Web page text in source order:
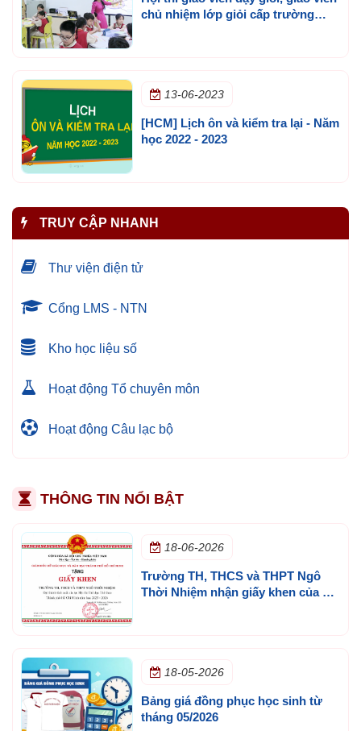
chủ nhiệm lớp giỏi cấp trường
13-06-2023
[HCM] Lịch ôn và kiểm tra lại - Năm
học 2022 - 2023
TRUY CẬP NHANH
Thư viện điện tử
Cổng LMS - NTN
Kho học liệu số
Hoạt động Tổ chuyên môn
Hoạt động Câu lạc bộ
THÔNG TIN NỔI BẬT
18-06-2026
Trường TH, THCS và THPT Ngô
Thời Nhiệm nhận giấy khen của Sở
18-05-2026
Bảng giá đồng phục học sinh từ
tháng 05/2026